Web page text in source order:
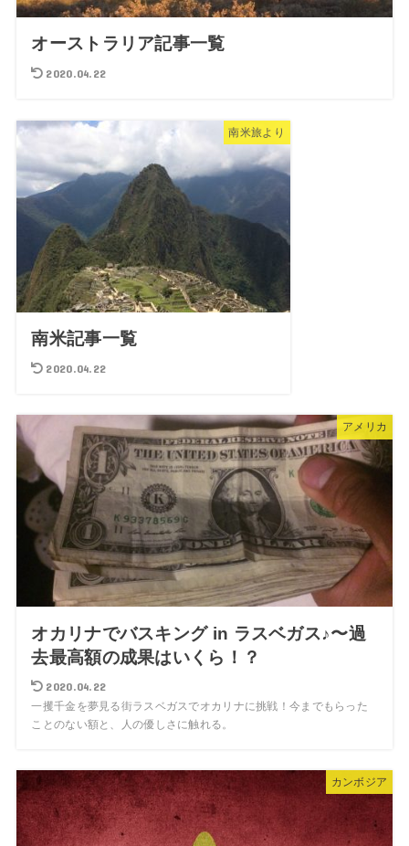
オーストラリア記事一覧
2020.04.22
南米旅より
南米記事一覧
2020.04.22
アメリカ
オカリナでバスキング in ラスベガス♪〜過
去最高額の成果はいくら！？
2020.04.22
一攫千金を夢見る街ラスベガスでオカリナに挑戦！今までもらった
ことのない額と、人の優しさに触れる。
カンボジア